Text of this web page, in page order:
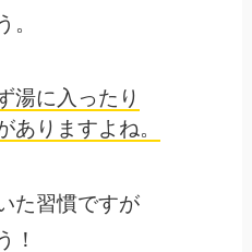
。
湯に入ったり
ありますよね。
た習慣ですが
！